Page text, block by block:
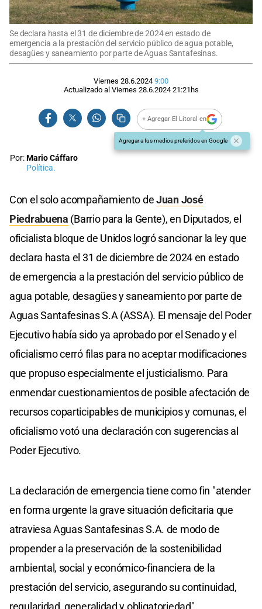
Se declara hasta el 31 de diciembre de 2024 en estado de
emergencia a la prestación del servicio público de agua potable,
desagües y saneamiento por parte de Aguas Santafesinas.
Viernes 28.6.2024 9:00
Actualizado al Viernes 28.6.2024 21:21hs
+ Agregar El Litoral en
Agregar a tus medios preferidos en Google
Por:Mario Cáffaro
Política.
Con el solo acompañamiento deJuan José
Piedrabuena (Barrio para la Gente), en Diputados, el
oficialista bloque de Unidos logró sancionar la ley que
declara hasta el 31 de diciembre de 2024 en estado
de emergencia a la prestación del servicio público de
agua potable, desagües y saneamiento por parte de
Aguas Santafesinas S.A (ASSA). El mensaje del Poder
Ejecutivo había sido ya aprobado por el Senado y el
oficialismo cerró filas para no aceptar modificaciones
que propuso especialmente el justicialismo. Para
enmendar cuestionamientos de posible afectación de
recursos coparticipables de municipios y comunas, el
oficialismo votó una declaración con sugerencias al
Poder Ejecutivo.
La declaración de emergencia tiene como fin "atender
en forma urgente la grave situación deficitaria que
atraviesa Aguas Santafesinas S.A. de modo de
propender a la preservación de la sostenibilidad
ambiental, social y económico-financiera de la
prestación del servicio, asegurando su continuidad,
regularidad, generalidad y obligatoriedad".